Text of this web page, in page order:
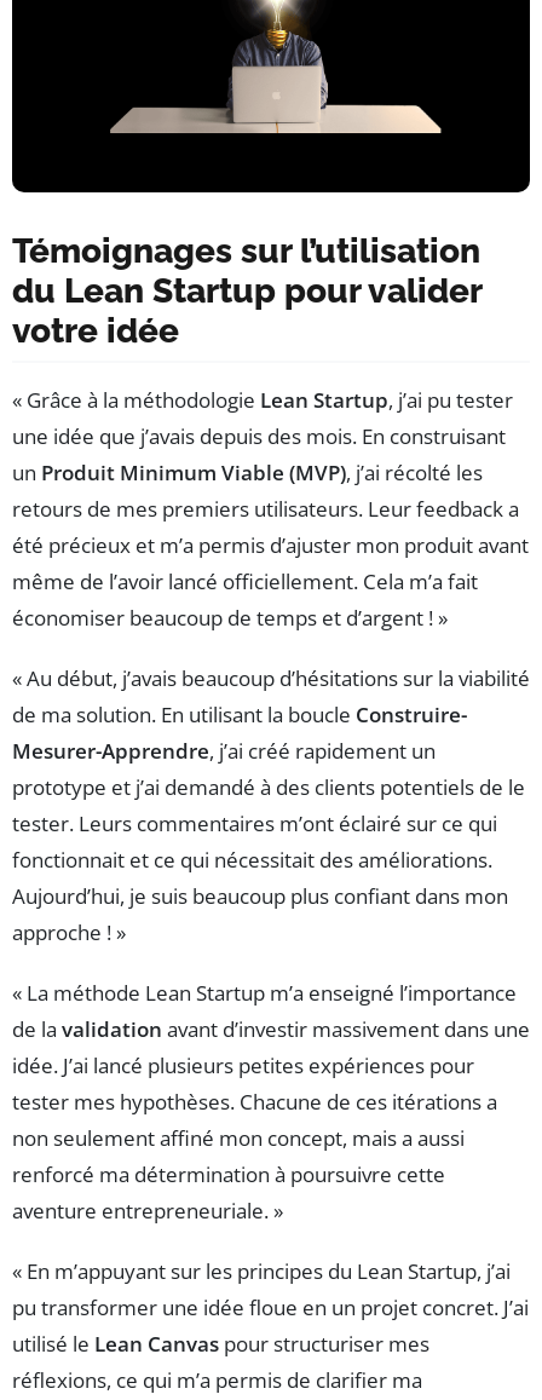
Témoignages sur l’utilisation
du Lean Startup pour valider
votre idée
« Grâce à la méthodologie Lean Startup, j’ai pu tester
une idée que j’avais depuis des mois. En construisant
un Produit Minimum Viable (MVP), j’ai récolté les
retours de mes premiers utilisateurs. Leur feedback a
été précieux et m’a permis d’ajuster mon produit avant
même de l’avoir lancé officiellement. Cela m’a fait
économiser beaucoup de temps et d’argent ! »
« Au début, j’avais beaucoup d’hésitations sur la viabilité
de ma solution. En utilisant la boucle Construire-
Mesurer-Apprendre, j’ai créé rapidement un
prototype et j’ai demandé à des clients potentiels de le
tester. Leurs commentaires m’ont éclairé sur ce qui
fonctionnait et ce qui nécessitait des améliorations.
Aujourd’hui, je suis beaucoup plus confiant dans mon
approche ! »
« La méthode Lean Startup m’a enseigné l’importance
de la validation avant d’investir massivement dans une
idée. J’ai lancé plusieurs petites expériences pour
tester mes hypothèses. Chacune de ces itérations a
non seulement affiné mon concept, mais a aussi
renforcé ma détermination à poursuivre cette
aventure entrepreneuriale. »
« En m’appuyant sur les principes du Lean Startup, j’ai
pu transformer une idée floue en un projet concret. J’ai
utilisé le Lean Canvas pour structuriser mes
réflexions, ce qui m’a permis de clarifier ma